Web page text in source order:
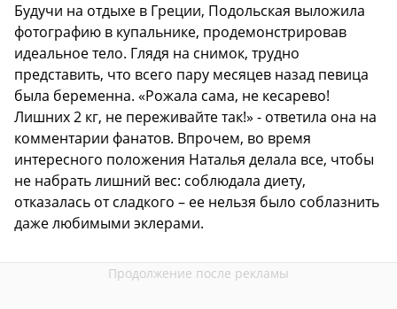
Будучи на отдыхе в Греции, Подольская выложила
фотографию в купальнике, продемонстрировав
идеальное тело. Глядя на снимок, трудно
представить, что всего пару месяцев назад певица
была беременна. «Рожала сама, не кесарево!
Лишних 2 кг, не переживайте так!» - ответила она на
комментарии фанатов. Впрочем, во время
интересного положения Наталья делала все, чтобы
не набрать лишний вес: соблюдала диету,
отказалась от сладкого – ее нельзя было соблазнить
даже любимыми эклерами.